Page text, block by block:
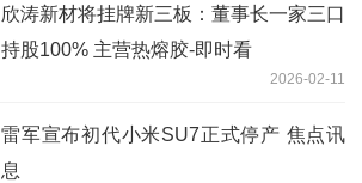
欣涛新材将挂牌新三板：董事长一家三口
持股100% 主营热熔胶-即时看
2026-02-11
雷军宣布初代小米SU7正式停产 焦点讯
息